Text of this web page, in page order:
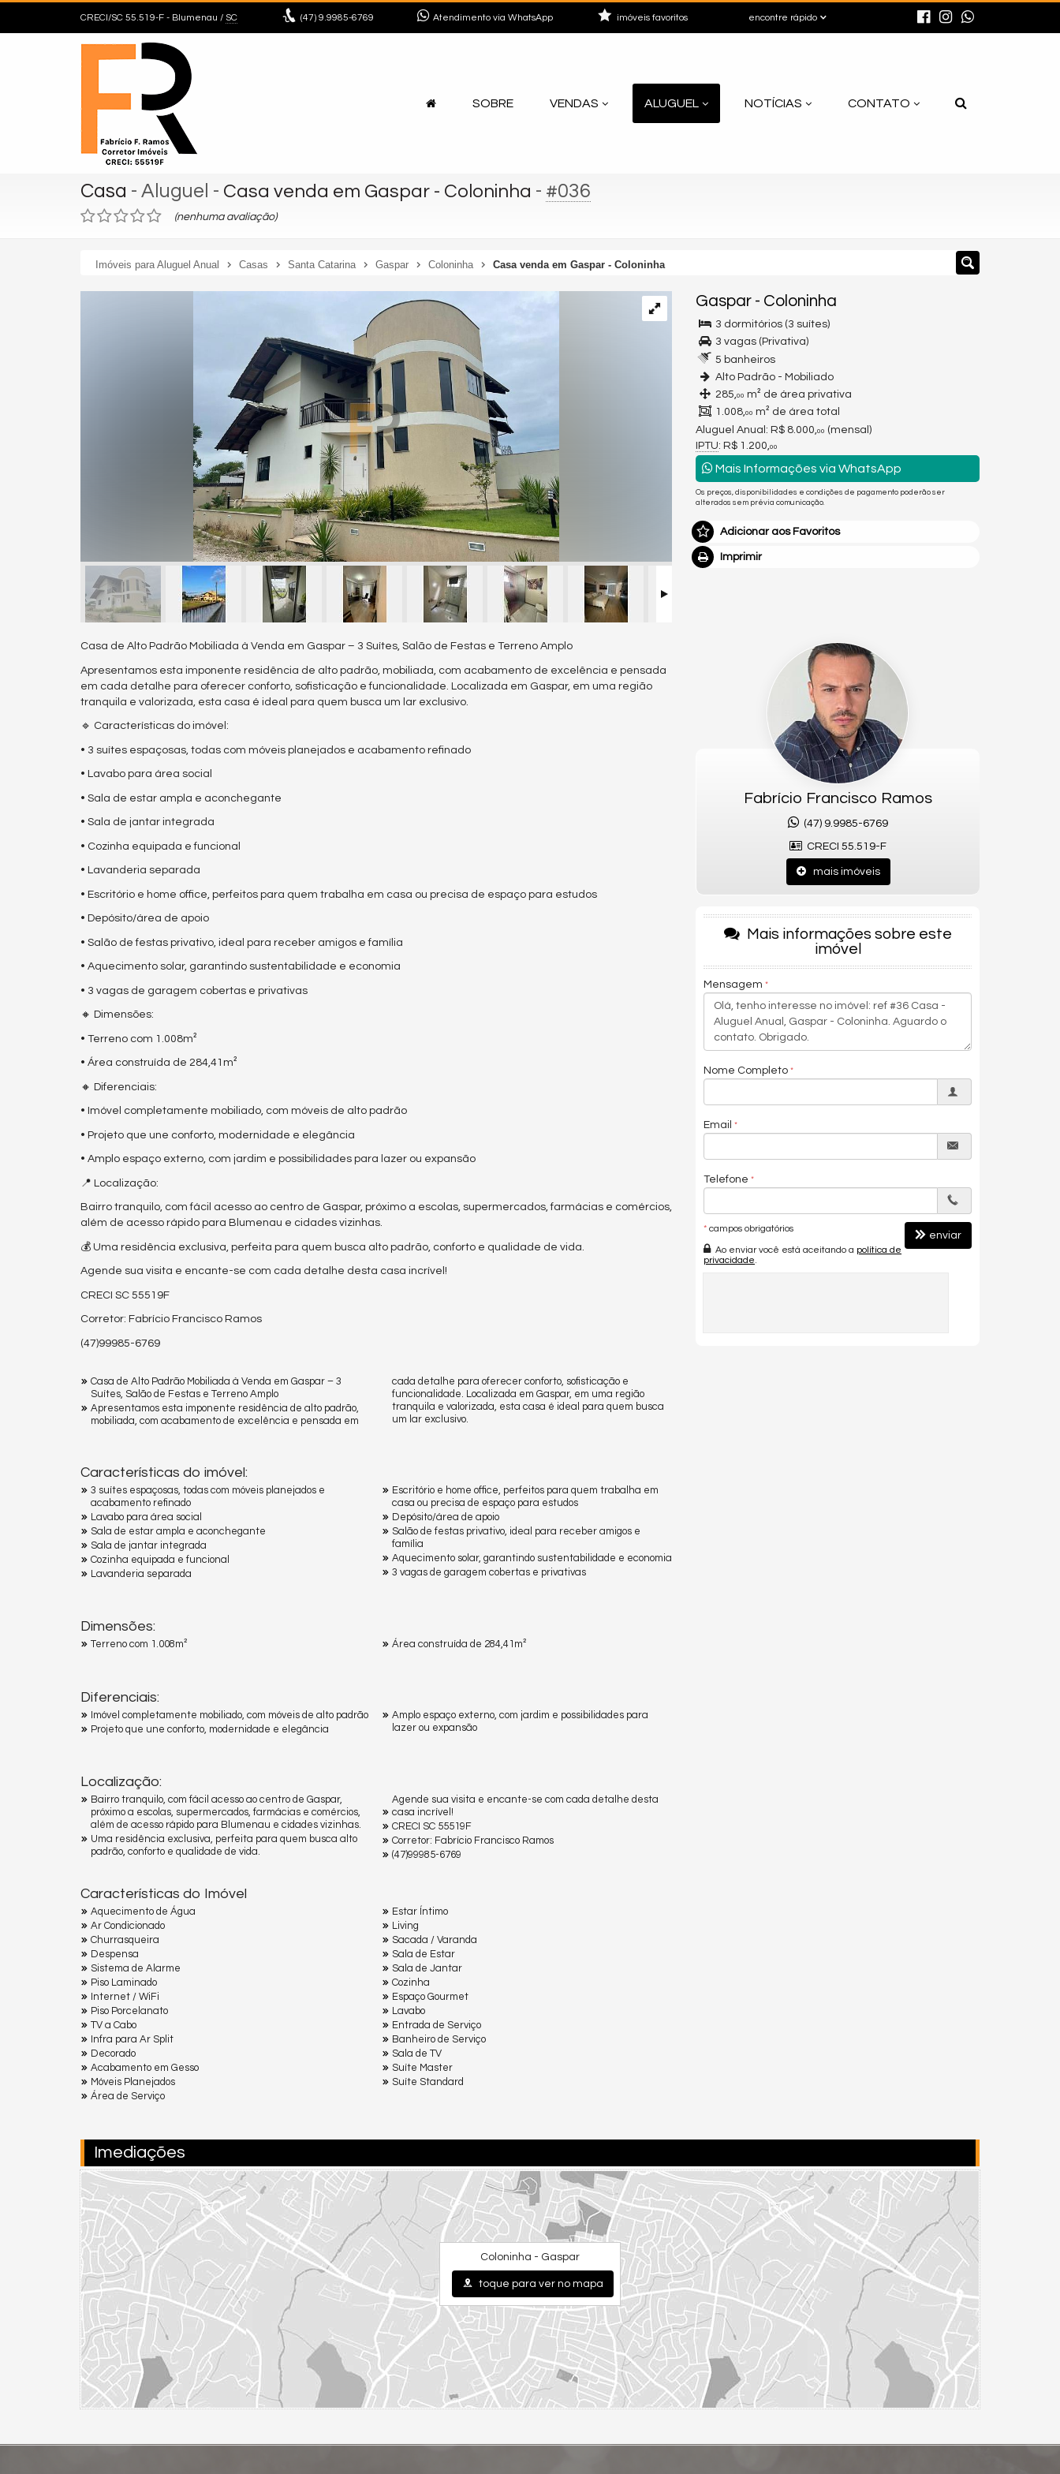
CRECI/SC 55.519-F - Blumenau / SC (47) 9.9985-6769 Atendimento via WhatsApp encontre rápido
imóveis favoritos
SOBRE VENDAS ALUGUEL NOTÍCIAS CONTATO
Casa - Aluguel - Casa venda em Gaspar - Coloninha - #036
(nenhuma avaliação)
Imóveis para Aluguel Anual Casas Santa Catarina Gaspar Coloninha Casa venda em Gaspar - Coloninha
Gaspar - Coloninha
3 dormitórios (3 suítes)
3 vagas (Privativa)
5 banheiros
Alto Padrão - Mobiliado
285,00 m² de área privativa
1.008,00 m² de área total
Aluguel Anual: R$ 8.000,00 (mensal)
IPTU: R$ 1.200,00
Mais Informações via WhatsApp
Os preços, disponibilidades e condições de pagamento poderão ser
alterados sem prévia comunicação.
Adicionar aos Favoritos
Imprimir
Casa de Alto Padrão Mobiliada à Venda em Gaspar – 3 Suítes, Salão de Festas e Terreno Amplo
Apresentamos esta imponente residência de alto padrão, mobiliada, com acabamento de excelência e pensada
em cada detalhe para oferecer conforto, sofisticação e funcionalidade. Localizada em Gaspar, em uma região
tranquila e valorizada, esta casa é ideal para quem busca um lar exclusivo.
🔹 Características do imóvel:
• 3 suítes espaçosas, todas com móveis planejados e acabamento refinado
• Lavabo para área social
• Sala de estar ampla e aconchegante
• Sala de jantar integrada
• Cozinha equipada e funcional
• Lavanderia separada
• Escritório e home office, perfeitos para quem trabalha em casa ou precisa de espaço para estudos
• Depósito/área de apoio
• Salão de festas privativo, ideal para receber amigos e família
• Aquecimento solar, garantindo sustentabilidade e economia
• 3 vagas de garagem cobertas e privativas
🔸 Dimensões:
• Terreno com 1.008m²
• Área construída de 284,41m²
🔸 Diferenciais:
• Imóvel completamente mobiliado, com móveis de alto padrão
• Projeto que une conforto, modernidade e elegância
• Amplo espaço externo, com jardim e possibilidades para lazer ou expansão
📍 Localização:
Bairro tranquilo, com fácil acesso ao centro de Gaspar, próximo a escolas, supermercados, farmácias e comércios,
além de acesso rápido para Blumenau e cidades vizinhas.
💰 Uma residência exclusiva, perfeita para quem busca alto padrão, conforto e qualidade de vida.
Agende sua visita e encante-se com cada detalhe desta casa incrível!
CRECI SC 55519F
Corretor: Fabrício Francisco Ramos
(47)99985-6769
Casa de Alto Padrão Mobiliada à Venda em Gaspar – 3
Suítes, Salão de Festas e Terreno Amplo
Apresentamos esta imponente residência de alto padrão,
mobiliada, com acabamento de excelência e pensada em
cada detalhe para oferecer conforto, sofisticação e
funcionalidade. Localizada em Gaspar, em uma região
tranquila e valorizada, esta casa é ideal para quem busca
um lar exclusivo.
Características do imóvel:
3 suítes espaçosas, todas com móveis planejados e
acabamento refinado
Lavabo para área social
Sala de estar ampla e aconchegante
Sala de jantar integrada
Cozinha equipada e funcional
Lavanderia separada
Escritório e home office, perfeitos para quem trabalha em
casa ou precisa de espaço para estudos
Depósito/área de apoio
Salão de festas privativo, ideal para receber amigos e
família
Aquecimento solar, garantindo sustentabilidade e economia
3 vagas de garagem cobertas e privativas
Dimensões:
Terreno com 1.008m² Área construída de 284,41m²
Diferenciais:
Imóvel completamente mobiliado, com móveis de alto padrão
Projeto que une conforto, modernidade e elegância
Amplo espaço externo, com jardim e possibilidades para
lazer ou expansão
Localização:
Bairro tranquilo, com fácil acesso ao centro de Gaspar,
próximo a escolas, supermercados, farmácias e comércios,
além de acesso rápido para Blumenau e cidades vizinhas.
Uma residência exclusiva, perfeita para quem busca alto
padrão, conforto e qualidade de vida.
Agende sua visita e encante-se com cada detalhe desta
casa incrível!
CRECI SC 55519F
Corretor: Fabrício Francisco Ramos
(47)99985-6769
Características do Imóvel
Aquecimento de Água
Ar Condicionado
Churrasqueira
Despensa
Sistema de Alarme
Piso Laminado
Internet / WiFi
Piso Porcelanato
TV a Cabo
Infra para Ar Split
Decorado
Acabamento em Gesso
Móveis Planejados
Área de Serviço
Estar Íntimo
Living
Sacada / Varanda
Sala de Estar
Sala de Jantar
Cozinha
Espaço Gourmet
Lavabo
Entrada de Serviço
Banheiro de Serviço
Sala de TV
Suíte Master
Suíte Standard
Fabrício Francisco Ramos
(47) 9.9985-6769
CRECI 55.519-F
mais imóveis
Mais informações sobre este
imóvel
Mensagem
Nome Completo
Email
Telefone
* campos obrigatórios
Ao enviar você está aceitando a política de
privacidade
enviar
Imediações
Coloninha - Gaspar
toque para ver no mapa